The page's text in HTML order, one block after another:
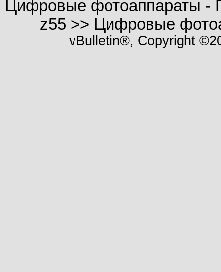
Цифровые фотоаппараты -
z55 >> Цифровые
vBulletin®, Copyright